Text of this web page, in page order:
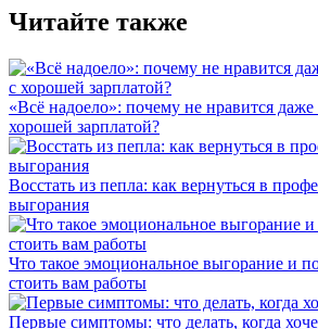
Читайте также
«Всё надоело»: почему не нравится
хорошей зарплатой?
Восстать из пепла: как вернуться в
выгорания
Что такое эмоциональное выгорание и
стоить вам работы
Первые симптомы: что делать, когда